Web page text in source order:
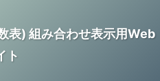
表) 組み合わせ表示用Web
ト